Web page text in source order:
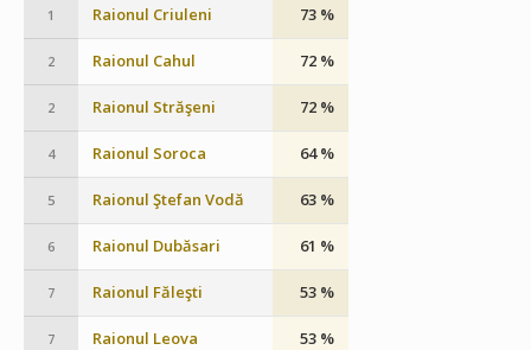
1 Raionul Criuleni 73 %
2 Raionul Cahul 72 %
2 Raionul Străşeni 72 %
4 Raionul Soroca 64 %
5 Raionul Ştefan Vodă 63 %
6 Raionul Dubăsari 61 %
7 Raionul Făleşti 53 %
7 Raionul Leova 53 %